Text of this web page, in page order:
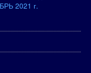
2021 г.